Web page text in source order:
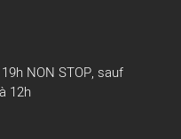
NON STOP, sauf
12h